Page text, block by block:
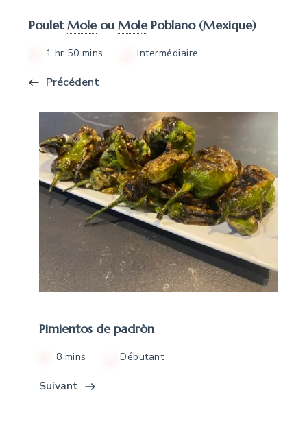
Poulet Mole ou Mole Poblano (Mexique)
1 hr 50 mins Intermédiaire
Précédent
Pimientos de padròn
8 mins Débutant
Suivant